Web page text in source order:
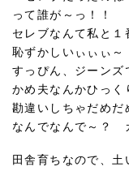
って誰が～っ！！
セレブなんて私と１
恥ずかしいぃぃぃ
すっぴん、ジーンズ
かめ夫なんかひっく
勘違いしちゃだめだ
なんでなんで～？
田舎育ちなので、